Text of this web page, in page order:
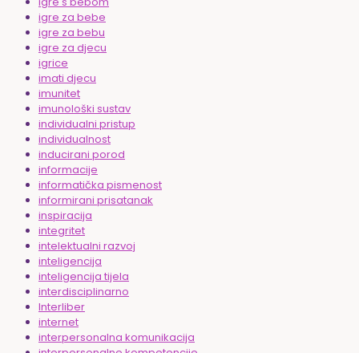
igre za bebe
igre za bebu
igre za djecu
igrice
imati djecu
imunitet
imunološki sustav
individualni pristup
individualnost
inducirani porod
informacije
informatička pismenost
informirani prisatanak
inspiracija
integritet
intelektualni razvoj
inteligencija
inteligencija tijela
interdisciplinarno
Interliber
internet
interpersonalna komunikacija